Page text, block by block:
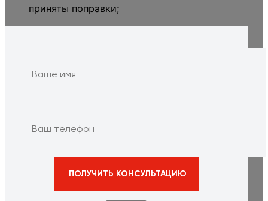
приняты поправки;